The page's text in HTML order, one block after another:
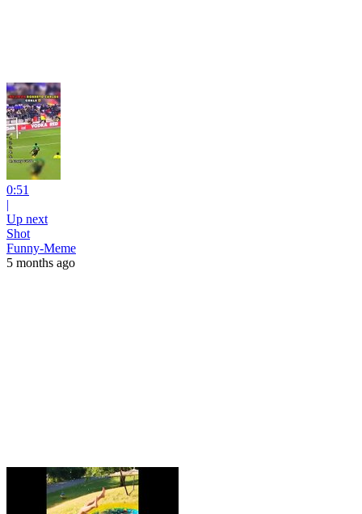
0:51
|
Up next
Shot
Funny-Meme
5 months ago